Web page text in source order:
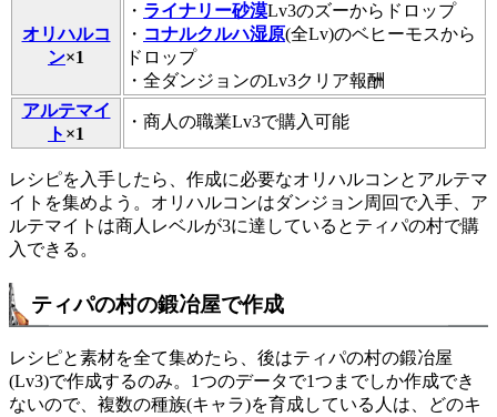
オリハルコ
ン×1
・ ライナリー砂漠Lv3のズーからドロップ
・ コナルクルハ湿原(全Lv)のベヒーモスから
ドロップ
・全ダンジョンのLv3クリア報酬
アルテマイ
ト ×1
・商人の職業Lv3で購入可能
レシピを入手したら、作成に必要なオリハルコンとアルテマ
イトを集めよう。オリハルコンはダンジョン周回で入手、ア
ルテマイトは商人レベルが3に達しているとティパの村で購
入できる。
ティパの村の鍛冶屋で作成
レシピと素材を全て集めたら、後はティパの村の鍛冶屋
(Lv3)で作成するのみ。1つのデータで1つまでしか作成でき
ないので、複数の種族(キャラ)を育成している人は、どのキ